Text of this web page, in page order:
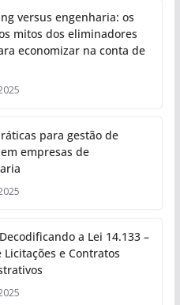
versus engenharia: os
mitos dos eliminadores
economizar na conta de
para gestão de
empresas de
a Lei 14.133 –
Licitações e Contratos